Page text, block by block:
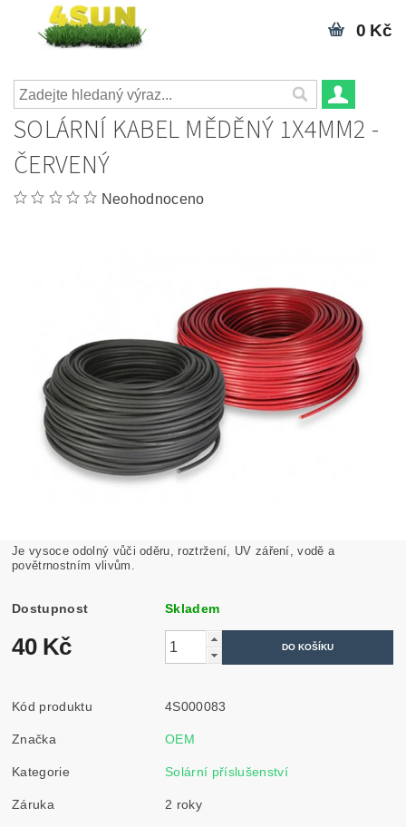
0 Kč
SOLÁRNÍ KABEL MĚDĚNÝ 1X4MM2 -
ČERVENÝ
Neohodnoceno
Je vysoce odolný vůči oděru, roztržení, UV záření, vodě a
povětrnostním vlivům.
Dostupnost Skladem
40 Kč
Kód produktu 4S000083
Značka OEM
Kategorie Solární příslušenství
Záruka 2 roky